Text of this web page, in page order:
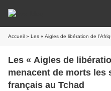
Accueil » Les « Aigles de libération de l’Afrique »
Les « Aigles de
menacent de morts les
français au Tchad